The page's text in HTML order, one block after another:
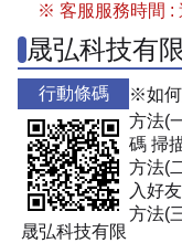
※ 客服服務時間 :
晟弘科技有
行動條碼
晟弘科技有限
※如
方法(
碼 掃
方法(
入好友
方法(